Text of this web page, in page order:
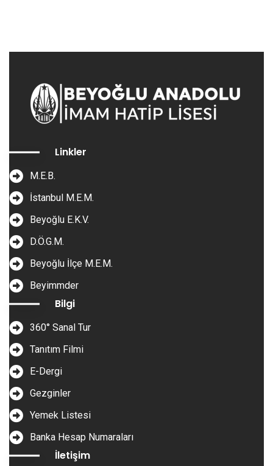
Linkler
M.E.B.
İstanbul M.E.M.
Beyoğlu E.K.V.
D.Ö.G.M.
Beyoğlu İlçe M.E.M.
Beyimmder
Bilgi
360° Sanal Tur
Tanıtım Filmi
E-Dergi
Gezginler
Yemek Listesi
Banka Hesap Numaraları
İletişim